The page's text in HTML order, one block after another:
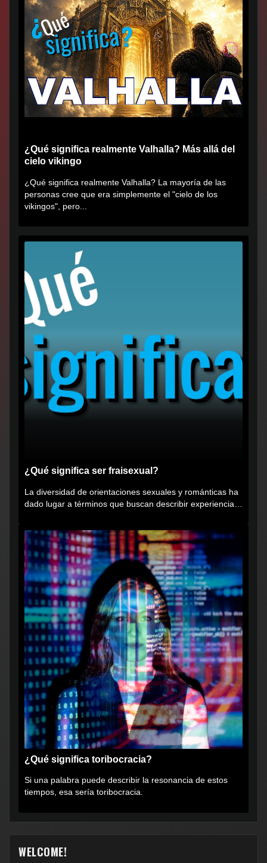
¿Qué significa realmente Valhalla? Más allá del
cielo vikingo
¿Qué significa realmente Valhalla? La mayoría de las
personas cree que era simplemente el "cielo de los
vikingos", pero...
¿Qué significa ser fraisexual?
La diversidad de orientaciones sexuales y románticas ha
dado lugar a términos que buscan describir experiencias
¿Qué significa toribocracia?
Si una palabra puede describir la resonancia de estos
tiempos, esa sería toribocracia.
WELCOME!